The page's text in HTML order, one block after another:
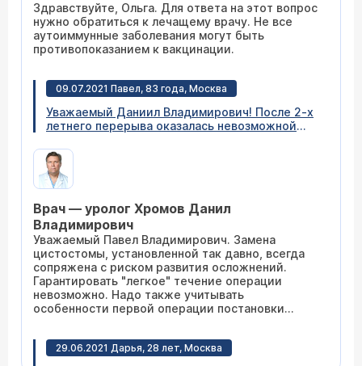
Здравствуйте, Ольга. Для ответа на этот вопрос
нужно обратиться к лечащему врачу. Не все
аутоиммунные заболевания могут быть
противопоказанием к вакцинации.
09.07.2021 Павел, 83 года, Москва
Уважаемый Даниил Владимирович! После 2-х
летнего перерыва оказалась невозможной
причине инкрустрации фиксирующего
элемента катетера конкрементами размерами
до 7-9мм. Можете ли Вы произвести замену
операции на мочевом пузыре? Если "да", то
когда записаться к Вам на прием и как мне к
нему подготовиться? Спасибо! Павел
Владимирович.
Врач — уролог Хромов Данил
Владимирович
Уважаемый Павел Владимирович. Замена
цистостомы, установленной так давно, всегда
сопряжена с риском развития осложнений.
Гарантировать "легкое" течение операции
невозможно. Надо также учитывать
особенности первой операции постановки
где его установили.
29.06.2021 Дарья, 28 лет, Москва